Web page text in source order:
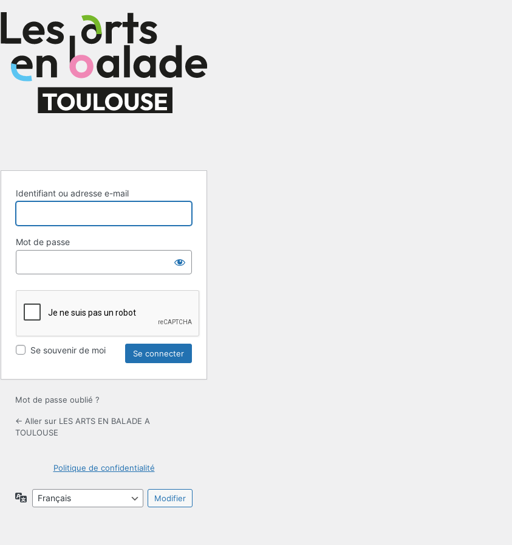
Identifiant ou adresse e-mail
Mot de passe
Se souvenir de moi
Mot de passe oublié ?
← Aller sur LES ARTS EN BALADE A
TOULOUSE
Politique de confidentialité
Langue